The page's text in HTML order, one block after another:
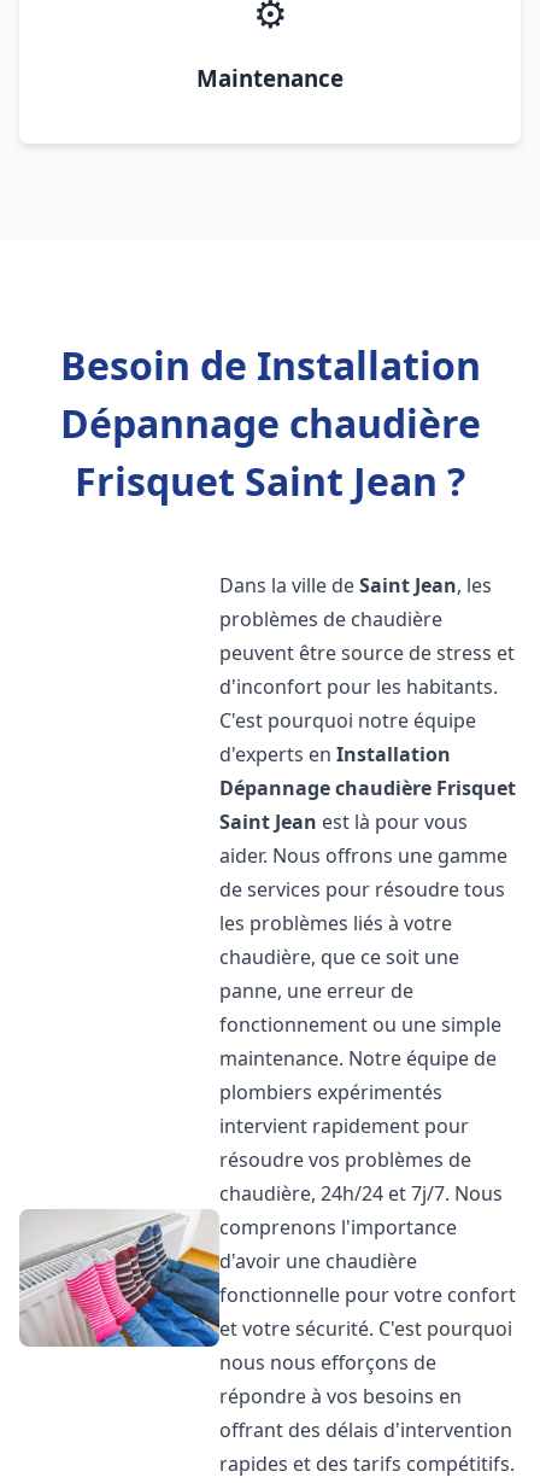
⚙️
Maintenance
Besoin de Installation
Dépannage chaudière
Frisquet Saint Jean ?
Dans la ville deSaint Jean, les
problèmes de chaudière
peuvent être source de stress et
d'inconfort pour les habitants.
C'est pourquoi notre équipe
d'experts enInstallation
Dépannage chaudière Frisquet
Saint Jean est là pour vous
aider. Nous offrons une gamme
de services pour résoudre tous
les problèmes liés à votre
chaudière, que ce soit une
panne, une erreur de
fonctionnement ou une simple
maintenance. Notre équipe de
plombiers expérimentés
intervient rapidement pour
résoudre vos problèmes de
chaudière, 24h/24 et 7j/7. Nous
comprenons l'importance
d'avoir une chaudière
fonctionnelle pour votre confort
et votre sécurité. C'est pourquoi
nous nous efforçons de
répondre à vos besoins en
offrant des délais d'intervention
rapides et des tarifs compétitifs.